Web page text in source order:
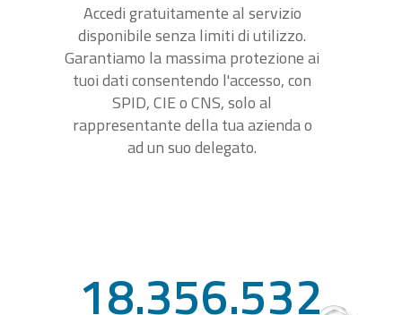
Accedi gratuitamente al servizio
disponibile senza limiti di utilizzo.
Garantiamo la massima protezione ai
tuoi dati consentendo l'accesso, con
SPID, CIE o CNS, solo al
rappresentante della tua azienda o
ad un suo delegato.
18.356.532